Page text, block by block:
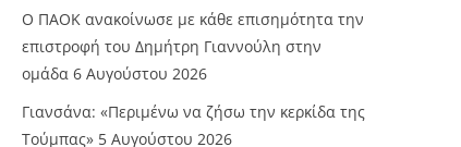
Ο ΠΑΟΚ ανακοίνωσε με κάθε επισημότητα την
επιστροφή του Δημήτρη Γιαννούλη στην
ομάδα 6 Αυγούστου 2026
Γιανσάνα: «Περιμένω να ζήσω την κερκίδα της
Τούμπας» 5 Αυγούστου 2026